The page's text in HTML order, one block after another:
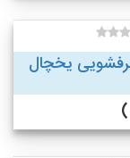
یخچال